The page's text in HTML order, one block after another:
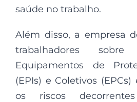
saúde no trabalho.
Além disso, a empresa
trabalhadores
Equipamentos de
(EPIs) e Coletivos
os riscos